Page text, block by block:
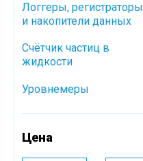
Логгеры, регистраторы
и накопители данных
Cчётчик частиц в
жидкости
Уровнемеры
Цена